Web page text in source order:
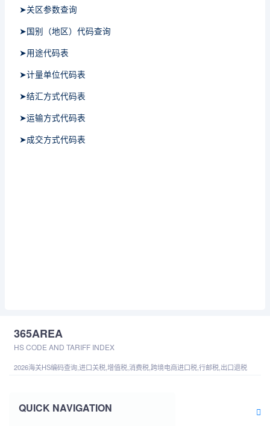
➤关区参数查询
➤国别（地区）代码查询
➤用途代码表
➤计量单位代码表
➤结汇方式代码表
➤运输方式代码表
➤成交方式代码表
365AREA
HS CODE AND TARIFF INDEX
2026海关HS编码查询,进口关税,增值税,消费税,跨境电商进口税,行邮税,出口退税
QUICK NAVIGATION